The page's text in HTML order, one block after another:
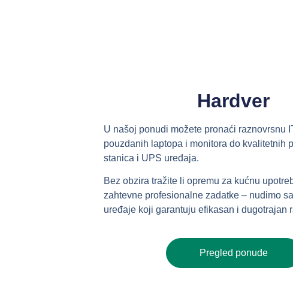
Hardver
U našoj ponudi možete pronaći raznovrsnu
pouzdanih laptopa i monitora do kvalitetnih
stanica i UPS uređaja.
Bez obzira tražite li opremu za kućnu
zahtevne profesionalne zadatke – nudimo
uređaje koji garantuju efikasan i dugotrajan
Pregled ponude